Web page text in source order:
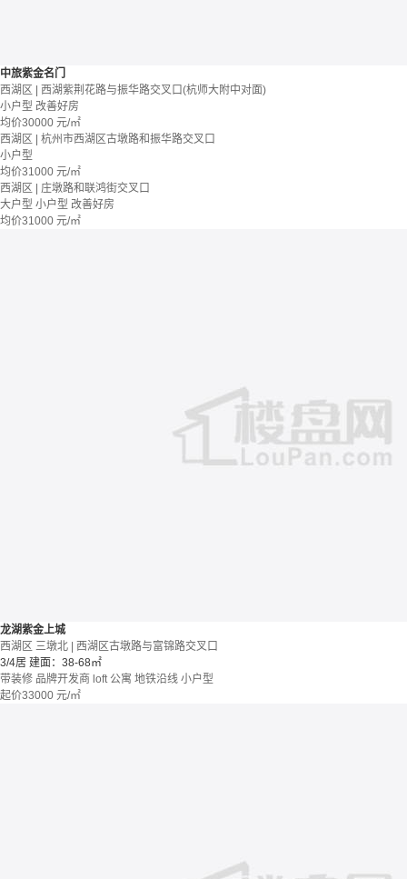
中旅紫金名门
西湖区 | 西湖紫荆花路与振华路交叉口(杭师大附中对面)
小户型 改善好房
均价30000 元/㎡
西湖区 | 杭州市西湖区古墩路和振华路交叉口
小户型
均价31000 元/㎡
西湖区 | 庄墩路和联鸿街交叉口
大户型 小户型 改善好房
均价31000 元/㎡
龙湖紫金上城
西湖区 三墩北 | 西湖区古墩路与富锦路交叉口
3/4居 建面：38-68㎡
带装修 品牌开发商 loft 公寓 地铁沿线 小户型
起价33000 元/㎡